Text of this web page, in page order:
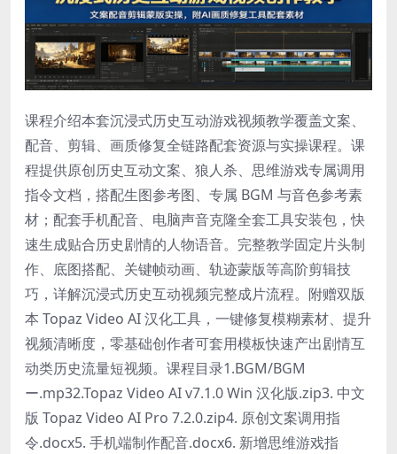
课程介绍本套沉浸式历史互动游戏视频教学覆盖文案、
配音、剪辑、画质修复全链路配套资源与实操课程。课
程提供原创历史互动文案、狼人杀、思维游戏专属调用
指令文档，搭配生图参考图、专属 BGM 与音色参考素
材；配套手机配音、电脑声音克隆全套工具安装包，快
速生成贴合历史剧情的人物语音。完整教学固定片头制
作、底图搭配、关键帧动画、轨迹蒙版等高阶剪辑技
巧，详解沉浸式历史互动视频完整成片流程。附赠双版
本 Topaz Video AI 汉化工具，一键修复模糊素材、提升
视频清晰度，零基础创作者可套用模板快速产出剧情互
动类历史流量短视频。课程目录1.BGM/BGM
ー.mp32.Topaz Video AI v7.1.0 Win 汉化版.zip3. 中文
版 Topaz Video AI Pro 7.2.0.zip4. 原创文案调用指
令.docx5. 手机端制作配音.docx6. 新增思维游戏指